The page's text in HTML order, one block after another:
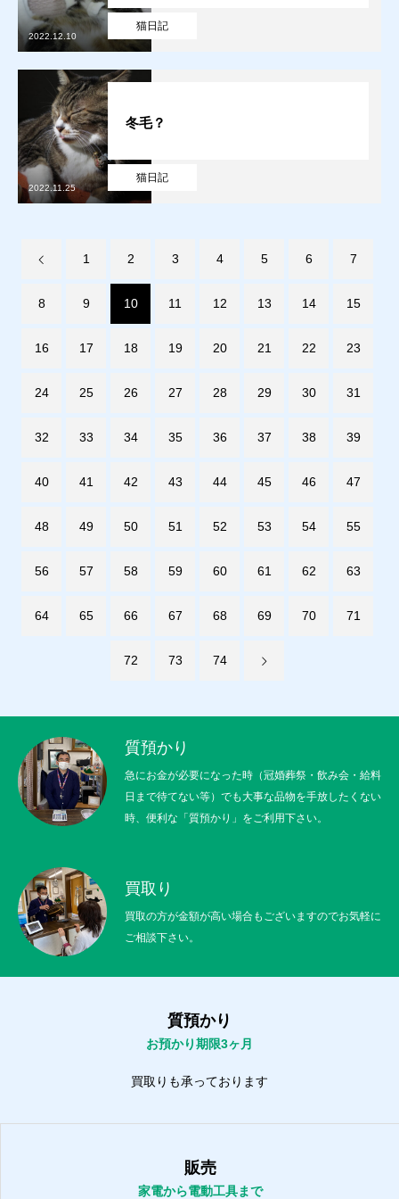
販売
お問合せ
猫日記
質預かり 買取り 販売
猫日記
2022.12.10
猫日記
冬毛？
2022.11.25
1 2 3 4 5 6 7
8 9 10 11 12 13 14 15
16 17 18 19 20 21 22 23
24 25 26 27 28 29 30 31
32 33 34 35 36 37 38 39
40 41 42 43 44 45 46 47
48 49 50 51 52 53 54 55
56 57 58 59 60 61 62 63
64 65 66 67 68 69 70 71
72 73 74
質預かり
急にお金が必要になった時（冠婚葬祭・飲み会・給料
日まで待てない等）でも大事な品物を手放したくない
時、便利な「質預かり」をご利用下さい。
買取り
買取の方が金額が高い場合もございますのでお気軽に
ご相談下さい。
質預かり
お預かり期限3ヶ月
買取りも承っております
販売
家電から電動工具まで